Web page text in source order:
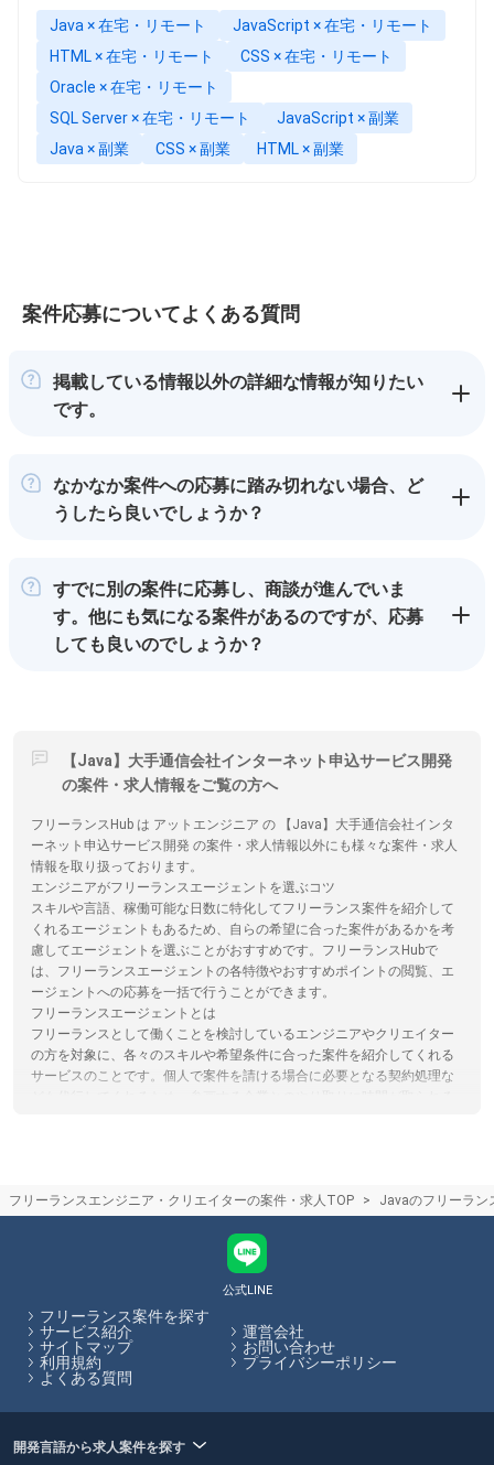
Java × 在宅・リモート
JavaScript × 在宅・リモート
HTML × 在宅・リモート
CSS × 在宅・リモート
Oracle × 在宅・リモート
SQL Server × 在宅・リモート
JavaScript × 副業
Java × 副業
CSS × 副業 HTML × 副業
案件応募についてよくある質問
掲載している情報以外の詳細な情報が知りたい
です。
なかなか案件への応募に踏み切れない場合、ど
うしたら良いでしょうか？
すでに別の案件に応募し、商談が進んでいま
す。他にも気になる案件があるのですが、応募
しても良いのでしょうか？
【Java】大手通信会社インターネット申込サービス開発
の案件・求人情報をご覧の方へ
フリーランスHub は アットエンジニア の 【Java】大手通信会社インタ
ーネット申込サービス開発 の案件・求人情報以外にも様々な案件・求人
情報を取り扱っております。
エンジニアがフリーランスエージェントを選ぶコツ
スキルや言語、稼働可能な日数に特化してフリーランス案件を紹介して
くれるエージェントもあるため、自らの希望に合った案件があるかを考
慮してエージェントを選ぶことがおすすめです。フリーランスHubで
は、フリーランスエージェントの各特徴やおすすめポイントの閲覧、エ
ージェントへの応募を一括で行うことができます。
フリーランスエージェントとは
フリーランスとして働くことを検討しているエンジニアやクリエイター
の方を対象に、各々のスキルや希望条件に合った案件を紹介してくれる
サービスのことです。個人で案件を請ける場合に必要となる契約処理な
やクリエイターの方と、フリーランス人材を活用したい企業のマッチン
仲介手数料やエージェントで受けられるサービスは各エージェントで異
なります。フリーランスHubでは各エージェントのサービス内容の比較
をサイト内で行うことができます。
フリーランスHubはお客様のフリーランス案件探しを最大限サポートし
ていきます。
フリーランスエンジニア・クリエイターの案件・求人TOP Javaのフリーラン
公式LINE
フリーランス案件を探す
サービス紹介
運営会社
サイトマップ
お問い合わせ
利用規約
プライバシーポリシー
よくある質問
開発言語から求人案件を探す